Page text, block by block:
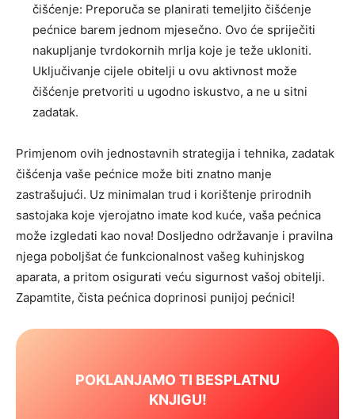
čišćenje: Preporuča se planirati temeljito čišćenje
pećnice barem jednom mjesečno. Ovo će spriječiti
nakupljanje tvrdokornih mrlja koje je teže ukloniti.
Uključivanje cijele obitelji u ovu aktivnost može
čišćenje pretvoriti u ugodno iskustvo, a ne u sitni
zadatak.
Primjenom ovih jednostavnih strategija i tehnika, zadatak
čišćenja vaše pećnice može biti znatno manje
zastrašujući. Uz minimalan trud i korištenje prirodnih
sastojaka koje vjerojatno imate kod kuće, vaša pećnica
može izgledati kao nova! Dosljedno održavanje i pravilna
njega poboljšat će funkcionalnost vašeg kuhinjskog
aparata, a pritom osigurati veću sigurnost vašoj obitelji.
Zapamtite, čista pećnica doprinosi punijoj pećnici!
POKLANJAMO TI BESPLATNU
KNJIGU!